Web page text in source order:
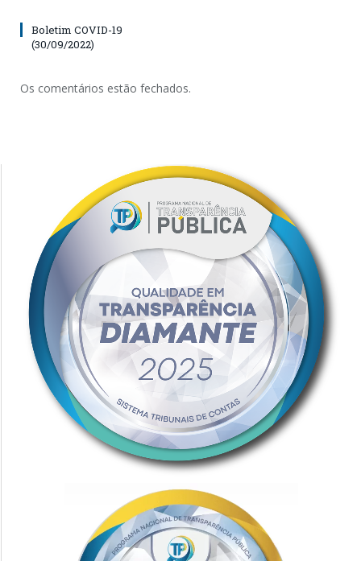
Boletim COVID-19
(30/09/2022)
Os comentários estão fechados.